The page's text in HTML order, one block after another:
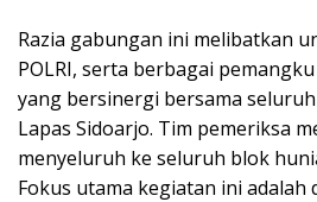
Razia gabungan ini melibatkan
POLRI, serta berbagai
yang bersinergi bersama
Lapas Sidoarjo. Tim pemeriksa
menyeluruh ke seluruh blok
Fokus utama kegiatan ini adalah